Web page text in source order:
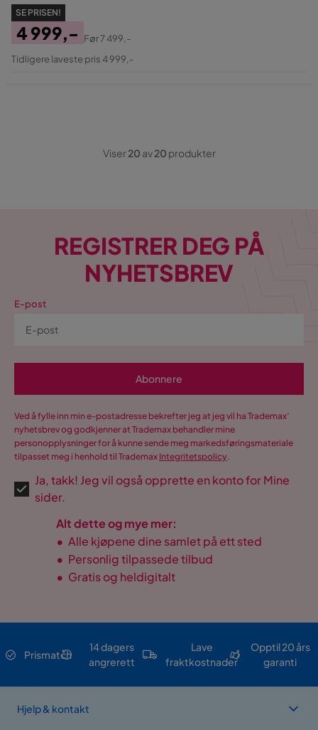
SE PRISEN!
Pris
4 999,-
Original
Før7 499,-
Tidligere laveste pris 4 999,-
Viser20 av20 produkter
REGISTRER DEG PÅ
NYHETSBREV
E-post
Abonnere
Ved å fylle inn min e-postadresse bekrefter jeg at jeg vil ha Trademax’
nyhetsbrev og godkjenner at Trademax behandler mine
personopplysninger for å kunne sende meg markedsføringsmateriale
tilpasset meg i henhold til Trademax Integritetspolicy.
Ja, takk! Jeg vil også opprette en konto for Mine
sider.
Alt dette og mye mer:
• Alle kjøpene dine samlet på ett sted
• Personlig tilpassede tilbud
• Gratis og heldigitalt
Prismatch
14 dagers
angrerett
Lave
fraktkostnader
Opptil 20 års
garanti
Hjelp & kontakt